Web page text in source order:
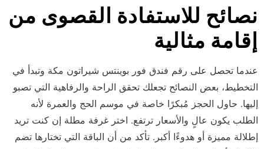
نصائح للاستفادة القصوى من
إقامة مثالية
عندما تحصل على رقم فندق فور بوينتس شيراتون مكة وتبدأ في
التخطيط، بعض النصائح تجعلك تحقق الراحة والرفاهية التي تصبو
إليها. حاول الحجز مُبكرًا خاصة في موسم الحج والعمرة لأنه
الطلب يكون عالٍ والأسعار ترتفع. اختر غرفة مطلة إن كنت تريد
إطلالة مميزة أو هدوءًا أكبر. تأكد من أن الباقة التي تختارها تضم